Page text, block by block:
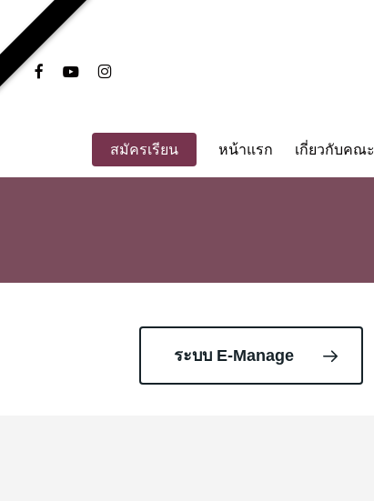
main
content
Hit enter to search or ESC to close
facebookyoutubeinstagram
สมัครเรียน หน้าแรก เกี่ยวกับคณะ
ระบบ E-Manage